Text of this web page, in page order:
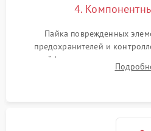
4.
Пайка поврежденных
предохранителей и
шлейфов, дисплея, механизма
автофокуса. Восстановление